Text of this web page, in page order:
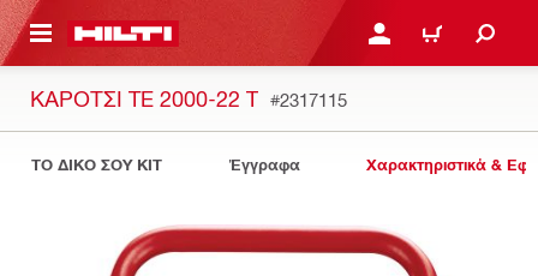
ΕΛΕΓΞΕΙΣ ΤΟ ΠΑΚΕΤΟ ΠΟΥ ΕΧΕΙΣ ΦΤΙΑΞΕΙ ΚΆΝΕ ΣΎΝΔΕΣΗ Ή
ΚΑΛΆΘΙ
ΚΑΡΌΤΣΙ TE 2000-22 T #2317115
ΤΟ ΔΙΚΟ ΣΟΥ KIT Έγγραφα Χαρακτηριστικά &